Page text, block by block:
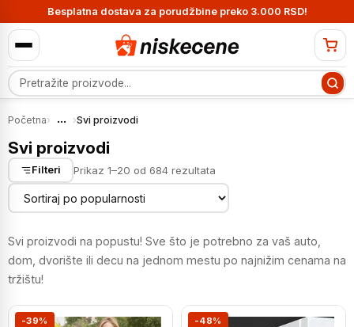
Besplatna dostava za porudžbine preko 3.000 RSD!
Pretraga proizvoda
Početna› ... ›Svi proizvodi
Svi proizvodi
Filteri Prikaz 1–20 od 684 rezultata
po
popularnosti
Svi proizvodi na popustu! Sve što je potrebno za vaš auto,
dom, dvorište ili decu na jednom mestu po najnižim cenama na
tržištu!
-39% -48%